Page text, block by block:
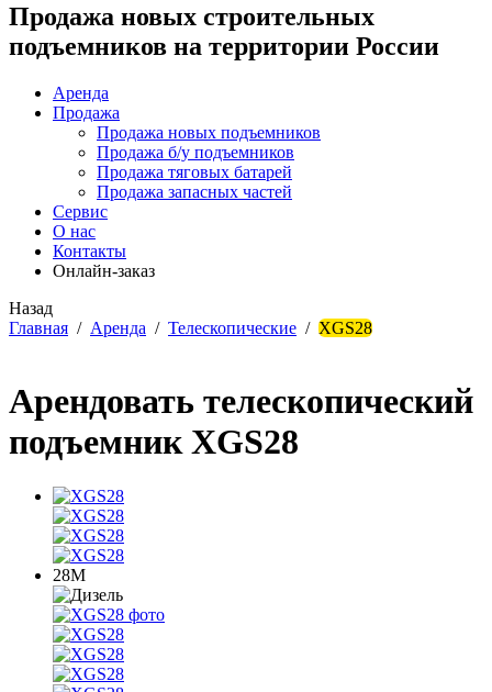
Продажа новых строительных
подъемников на территории России
Аренда
Продажа
Продажа новых подъемников
Продажа б/у подъемников
Продажа тяговых батарей
Продажа запасных частей
Сервис
О нас
Контакты
Онлайн-заказ
Назад
Главная / Аренда / Телескопические / XGS28
Арендовать телескопический
подъемник XGS28
28М